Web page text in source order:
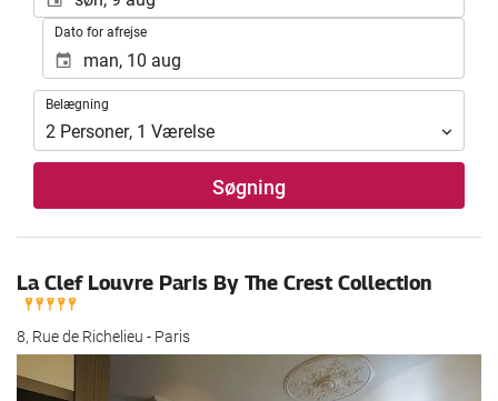
Dato for afrejse
Belægning
Belægning
2 Personer, 1 Værelse
Søgning
La Clef Louvre Paris By The Crest Collection
8, Rue de Richelieu - Paris